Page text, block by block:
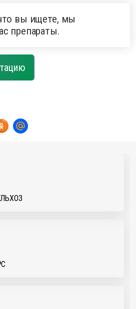
вы ищете, мы
препараты.